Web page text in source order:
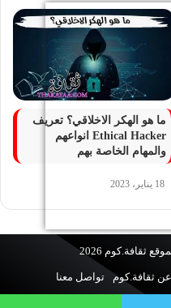
ما هو الهكر الاخلاقي؟ تعريف
Ethical Hacker انواعهم
والمهام الخاصة بهم
18 يناير، 2023
ثقافة.كوم
عن ثقافة.كوم تواصل معنا